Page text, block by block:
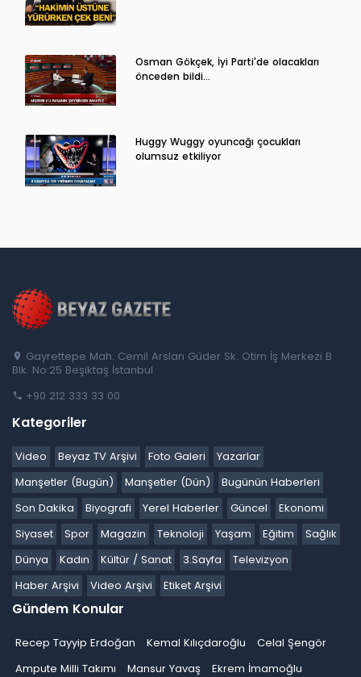
Osman Gökçek, İyi Parti'de olacakları
önceden bildi...
Huggy Wuggy oyuncağı çocukları
olumsuz etkiliyor
Gayrettepe Mah. Cemil Arslan Güder Sk. Otim İş Merkezi B
Blk. No:25 Beşiktaş İstanbul
+90 212 333 33 00
Kategoriler
Video Beyaz TV Arşivi Foto Galeri
Yazarlar
Manşetler (Bugün)
Manşetler (Dün)
Bugünün Haberleri
Son Dakika
Biyografi Yerel Haberler Güncel
Ekonomi
Siyaset
Spor Magazin Teknoloji Yaşam Eğitim
Sağlık
Dünya
Kadın Kültür / Sanat 3.Sayfa
Televizyon
Haber Arşivi
Video Arşivi Etiket Arşivi
Gündem Konular
Recep Tayyip Erdoğan Kemal Kılıçdaroğlu
Celal Şengör
Ampute Milli Takımı
Mansur Yavaş
Ekrem İmamoğlu